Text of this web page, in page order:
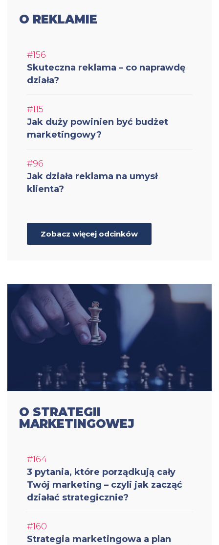
O REKLAMIE
#156
Skuteczna reklama – co naprawdę
działa?
#115
Jak duży powinien być budżet
marketingowy?
#96
Jak działa reklama na umysł
klienta?
Zobacz więcej odcinków
O STRATEGII
MARKETINGOWEJ
#164
3 pytania, które porządkują cały
Twój marketing – czyli jak zacząć
działać strategicznie?
#160
Strategia marketingowa a plan